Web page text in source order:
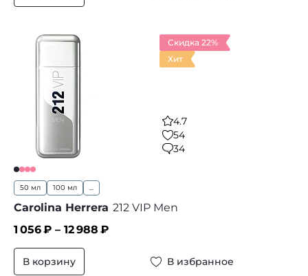
Скидка 22%
Хит
4.7
54
34
50 мл 100 мл ...
Carolina Herrera 212 VIP Men
1 056₽ – 12 988 ₽
В корзину В избранное